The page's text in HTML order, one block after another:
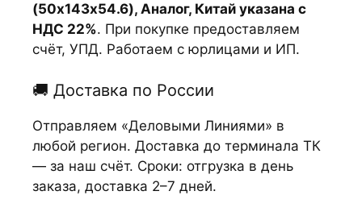
(50х143х54.6), Аналог, Китай указана с
НДС 22%. При покупке предоставляем
счёт, УПД. Работаем с юрлицами и ИП.
🚚 Доставка по России
Отправляем «Деловыми Линиями» в
любой регион. Доставка до терминала ТК
— за наш счёт. Сроки: отгрузка в день
заказа, доставка 2–7 дней.